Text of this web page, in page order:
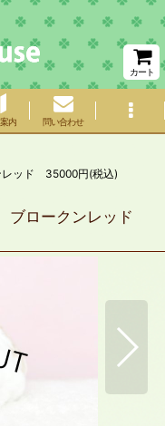
カート
内 問い合わせ
レッド 35000円(税込)
ブロークンレッド